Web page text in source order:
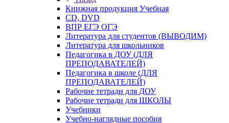
Книжная продукция Учебная
CD, DVD
ВПР ЕГЭ ОГЭ
Литература для студентов (ВЫВОДИМ)
Литература для школьников
Педагогика в ДОУ (ДЛЯ
ПРЕПОДАВАТЕЛЕЙ)
Педагогика в школе (ДЛЯ
ПРЕПОДАВАТЕЛЕЙ)
Рабочие тетради для ДОУ
Рабочие тетради для ШКОЛЫ
Учебники
Учебно-наглядные пособия